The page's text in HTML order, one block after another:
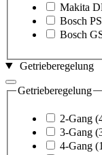
Makita
Bosch
Bosch
Getrieberegelung
Getrieberegelung
2-Gang
3-Gang
4-Gang